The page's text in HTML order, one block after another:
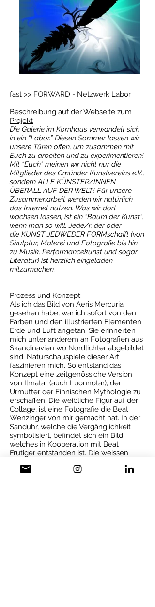
fast >> FORWARD - Netzwerk Labor
Beschreibung auf derWebseite zum
Projekt
Die Galerie im Kornhaus verwandelt sich
in ein “Labor.” Diesen Sommer lassen wir
unsere Türen offen, um zusammen mit
Euch zu arbeiten und zu experimentieren!
Mit “Euch” meinen wir nicht nur die
Mitglieder des Gmünder Kunstvereins e.V.,
sondern ALLE KÜNSTER/INNEN
ÜBERALL AUF DER WELT! Für unsere
Zusammenarbeit werden wir natürlich
das Internet nutzen. Was wir dort
wachsen lassen, ist ein “Baum der Kunst”,
wenn man so will. Jede/r, der oder
die KUNST JEDWEDER FORMschafft (von
Skulptur, Malerei und Fotografie bis hin
zu Musik, Performancekunst und sogar
Literatur) ist herzlich eingeladen
mitzumachen.
Prozess und Konzept:
Als ich das Bild von Aeris Mercuria
gesehen habe, war ich sofort von den
Farben und den illustrierten Elementen
Erde und Luft angetan. Sie erinnerten
mich unter anderem an Fotografien aus
Skandinavien wo Nordlichter abgebildet
sind. Naturschauspiele dieser Art
faszinieren mich. So entstand das
Konzept eine zeitgenössiche Version
von Ilmatar (auch Luonnotar), der
Urmutter der Finnischen Mythologie zu
erschaffen. Die weibliche Figur auf der
Collage, ist eine Fotografie die Beat
Wenzinger von mir gemacht hat. In der
Sanduhr, welche die Vergänglichkeit
symbolisiert, befindet sich ein Bild
welches in Kooperation mit Beat
Frutiger entstanden ist. Die weissen
Fruchtbarkeit, Sinneslust, Wiedergeburt